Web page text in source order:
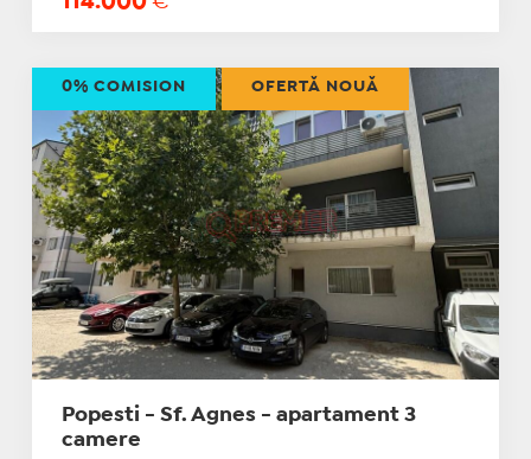
Popesti - Sf. Agnes - apartament 3
camere
0% COMISION OFERTĂ NOUĂ